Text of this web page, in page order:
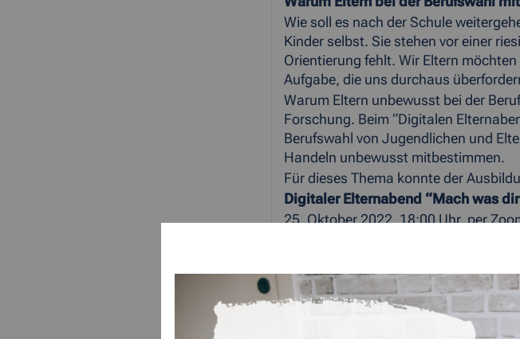
Wie soll es nach der Schule
Kinder selbst. Sie stehen vor einer
Orientierung fehlt. Wir Eltern
Aufgabe, die uns durchaus
Warum Eltern unbewusst bei der
Forschung. Beim “Digitalen
Berufswahl von Jugendlichen und
Handeln unbewusst mitbestimmen.
Für dieses Thema konnte der
Digitaler Elternabend “Mach was
25. Oktober 2022, 18:00 Uhr, per
https://us02web.zoom.us/j/
Meeting-ID: 833 9388 8156